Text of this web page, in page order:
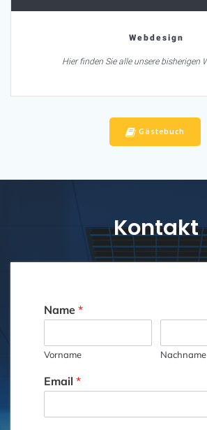
Webdesign
Hier finden Sie alle unsere bisherigen
Gästebuch
Kontakt
Name *
Vorname Nachname
Email *